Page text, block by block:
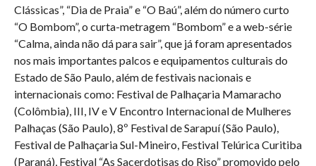
Clássicas”, “Dia de Praia” e “O Baú”, além do número curto
“O Bombom”, o curta-metragem “Bombom” e a web-série
“Calma, ainda não dá para sair”, que já foram apresentados
nos mais importantes palcos e equipamentos culturais do
Estado de São Paulo, além de festivais nacionais e
internacionais como: Festival de Palhaçaria Mamaracho
(Colômbia), III, IV e V Encontro Internacional de Mulheres
Palhaças (São Paulo), 8º Festival de Sarapuí (São Paulo),
Festival de Palhaçaria Sul-Mineiro, Festival Telúrica Curitiba
(Paraná), Festival “As Sacerdotisas do Riso” promovido pelo